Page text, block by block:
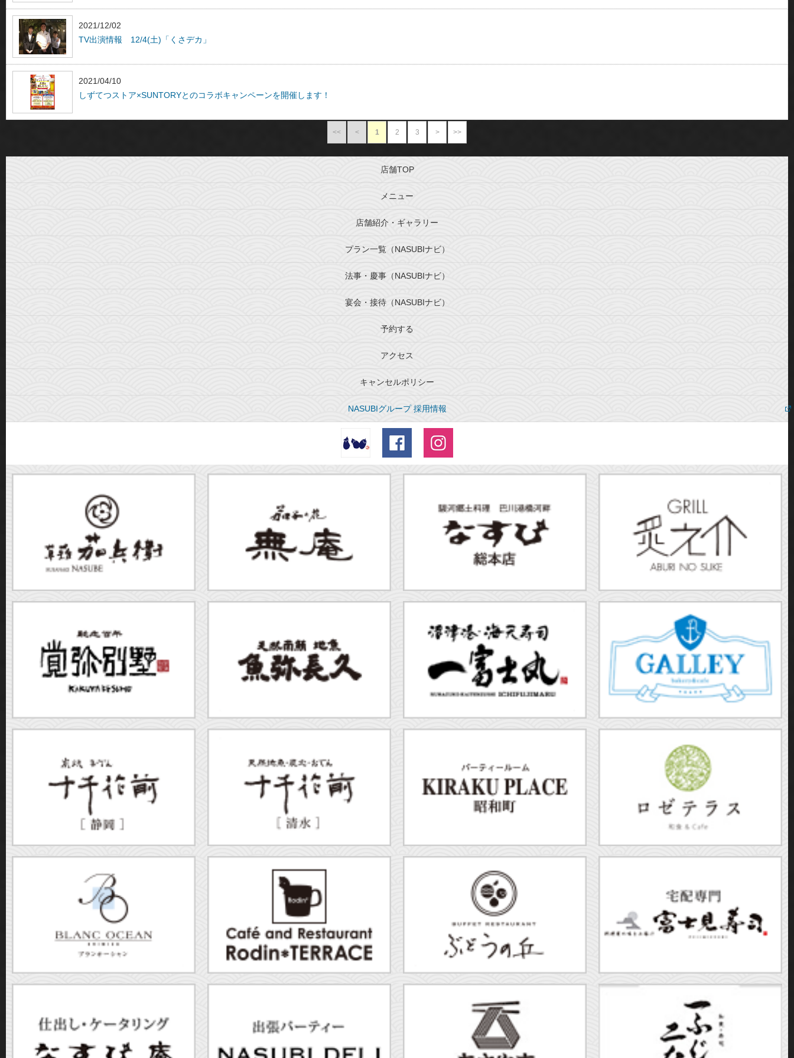
2021/12/02
TV出演情報 12/4(土)「くさデカ」
2021/04/10
しずてつストア×SUNTORYとのコラボキャンペーンを開催します！
<< < 1 2 3 > >>
店舗TOP
メニュー
店舗紹介・ギャラリー
プラン一覧（NASUBIナビ）
法事・慶事（NASUBIナビ）
宴会・接待（NASUBIナビ）
予約する
アクセス
キャンセルポリシー
NASUBIグループ 採用情報